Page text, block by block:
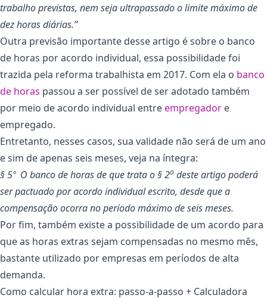
trabalho previstas, nem seja ultrapassado o limite máximo de
dez horas diárias.”
Outra previsão importante desse artigo é sobre o banco
de horas por acordo individual, essa possibilidade foi
trazida pela reforma trabalhista em 2017. Com ela o banco
de horas passou a ser possível de ser adotado também
por meio de acordo individual entreempregador e
empregado.
Entretanto, nesses casos, sua validade não será de um ano
e sim de apenas seis meses, veja na íntegra:
§ 5º O banco de horas de que trata o § 2o deste artigo poderá
ser pactuado por acordo individual escrito, desde que a
compensação ocorra no período máximo de seis meses.
Por fim, também existe a possibilidade de um acordo para
que as horas extras sejam compensadas no mesmo mês,
bastante utilizado por empresas em períodos de alta
demanda.
Como calcular hora extra: passo-a-passo + Calculadora